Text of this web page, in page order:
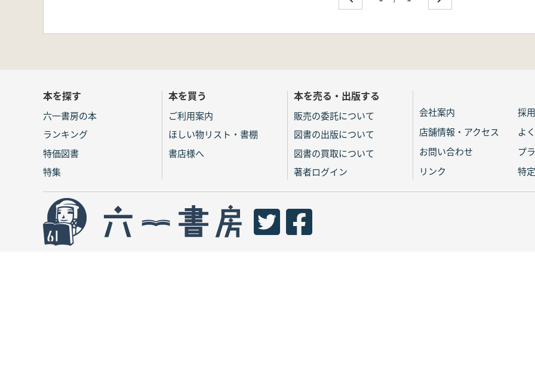
本を探す
六一書房の本
ランキング
特価図書
特集
本を買う
ご利用案内
ほしい物リスト・書棚
書店様へ
本を売る・出版する
販売の委託について
図書の出版について
図書の買取について
著者ログイン
会社案内
採
店舗情報・アクセス
よ
お問い合わせ
プ
リンク
特